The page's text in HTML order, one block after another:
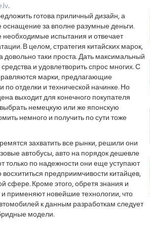
.
готова приличный дизайн, а
оснащение за вполне разумные деньги.
испытания и отвечает
В целом, стратегия китайских марок,
довольно таки проста. Дать максимальный
и удовлетворить спрос многих. С
марки, предлагающие
отделки и технической начинке. Но
выходит для конечного покупателя
немецкую или же японскую
немного и получить по сути тоже
захватить все рынки, решили они
автобусы, авто на порядок дешевле
только по надежности они еще уступают
предприимчивости китайцев,
сфере. Кроме этого, обретя знания и
применяют новейшие технологии, что
к данным разработкам следует
модели.